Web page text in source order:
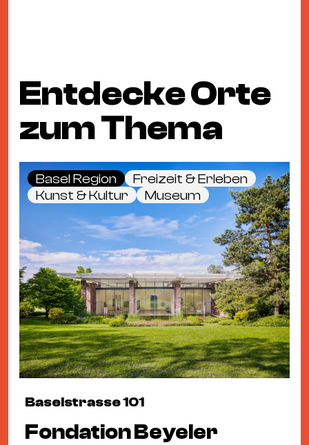
Entdecke Orte
zum Thema
Basel Region
Freizeit & Erleben
Kunst & Kultur
Museum
Baselstrasse 101
Fondation Beyeler